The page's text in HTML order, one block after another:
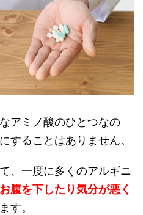
アミノ酸のひとつなの
することはありません。
、一度に多くのアルギニ
お腹を下したり気分が悪く
す。